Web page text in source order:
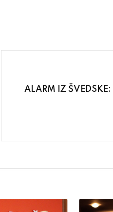
ALARM IZ